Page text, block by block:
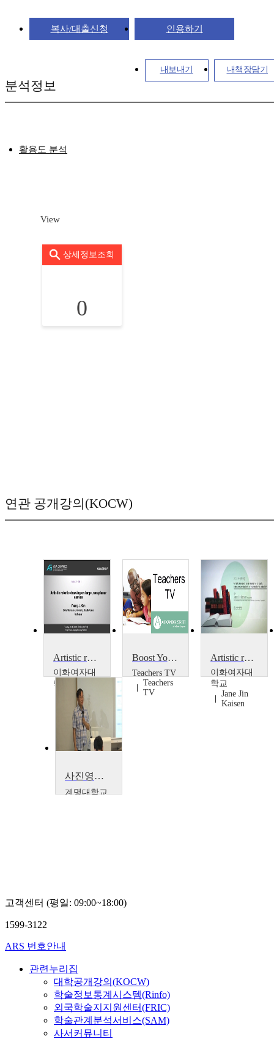
복사/대출신청 인용하기
내보내기 내책장담기
분석정보
활용도 분석
View
상세정보조회
0
연관 공개강의(KOCW)
Artistic robotic drawing on large, non-planar canvas
이화여자대
학교
김영준
Boost Your Teaching: Tips for Better Digital Photography
Teachers TV
Teachers
TV
Artistic research as a means to critically translate perceptions of transnational adoption
이화여자대
학교
Jane Jin
Kaisen
사진영상론
계명대학교
고객센터 (평일: 09:00~18:00)
1599-3122
ARS 번호안내
관련누리집
대학공개강의(KOCW)
학술정보통계시스템(Rinfo)
외국학술지지원센터(FRIC)
학술관계분석서비스(SAM)
사서커뮤니티